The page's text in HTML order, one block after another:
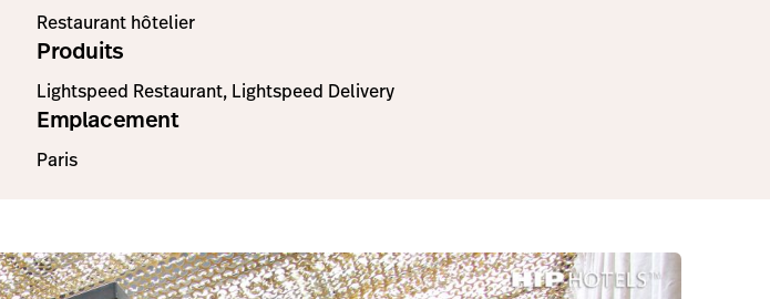
Restaurant hôtelier
Produits
Lightspeed Restaurant, Lightspeed Delivery
Emplacement
Paris